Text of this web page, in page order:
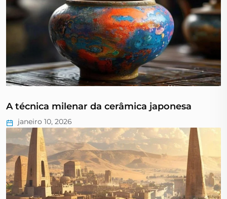
A técnica milenar da cerâmica japonesa
janeiro 10, 2026